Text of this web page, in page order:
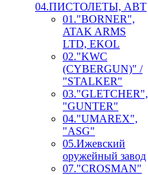
04.ПИСТОЛЕТЫ, АВТ
01."BORNER",
ATAK ARMS
LTD, EKOL
02."KWC
(CYBERGUN)" /
"STALKER"
03."GLETCHER",
"GUNTER"
04."UMAREX",
"ASG"
05.Ижевский
оружейный завод
07."CROSMAN"